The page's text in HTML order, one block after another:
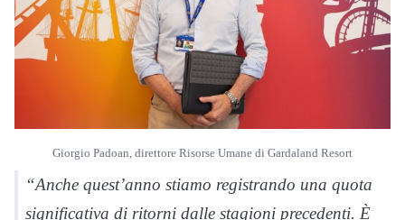
Giorgio Padoan, direttore Risorse Umane di Gardaland Resort
“Anche quest’anno stiamo registrando una quota
significativa di ritorni dalle stagioni precedenti. È